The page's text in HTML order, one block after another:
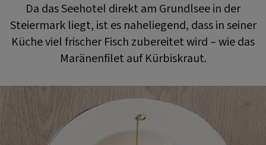
Da das Seehotel direkt am Grundlsee in der
Steiermark liegt, ist es naheliegend, dass in seiner
Küche viel frischer Fisch zubereitet wird – wie das
Maränenfilet auf Kürbiskraut.